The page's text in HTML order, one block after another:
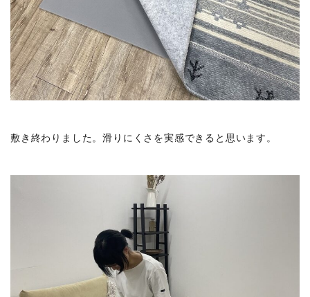
敷き終わりました。滑りにくさを実感できると思います。